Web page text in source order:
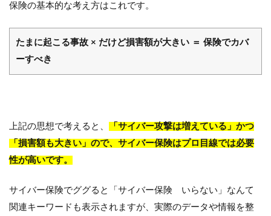
保険の基本的な考え方はこれです。
たまに起こる事故 × だけど損害額が大きい ＝ 保険でカバ
ーすべき
上記の思想で考えると、
「サイバー攻撃は増えている」かつ
「損害額も大きい」ので、サイバー保険はプロ目線では必要
性が高いです。
サイバー保険でググると「サイバー保険 いらない」なんて
関連キーワードも表示されますが、実際のデータや情報を整